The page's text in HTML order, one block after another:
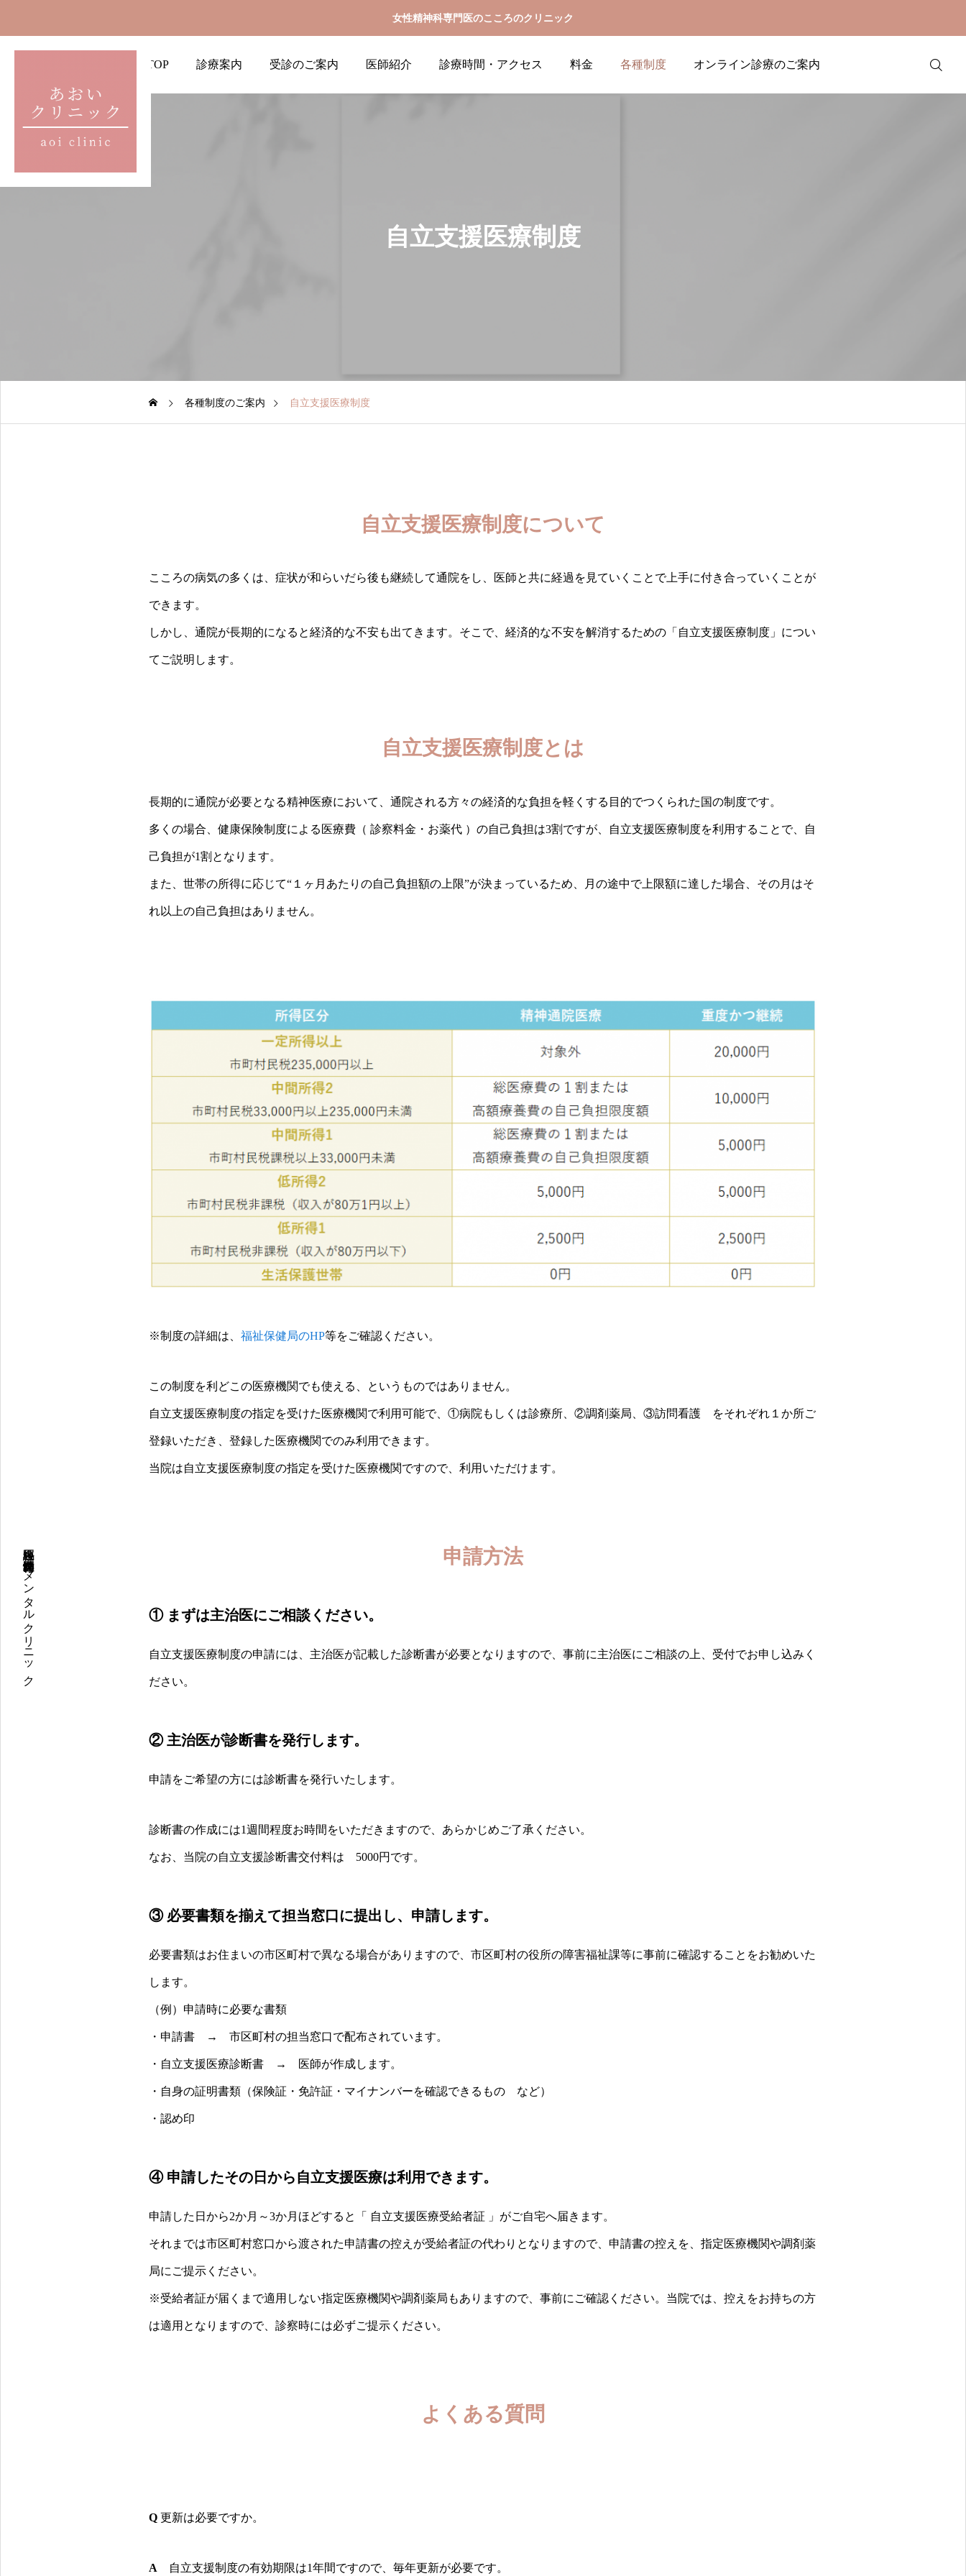
女性精神科専門医のこころのクリニック
TOP 診療案内 受診のご案内 医師紹介 診療時間・アクセス 料金 各種制度 オンライン診療のご案内
練馬区桜台 女性精神科専門医 メンタルクリニック
自立支援医療制度
各種制度のご案内 自立支援医療制度
自立支援医療制度について
こころの病気の多くは、症状が和らいだら後も継続して通院をし、医師と共に経過を見ていくことで上手に付き合っていくことが
できます。
しかし、通院が長期的になると経済的な不安も出てきます。そこで、経済的な不安を解消するための「自立支援医療制度」につい
てご説明します。
自立支援医療制度とは
長期的に通院が必要となる精神医療において、通院される方々の経済的な負担を軽くする目的でつくられた国の制度です。
多くの場合、健康保険制度による医療費（ 診察料金・お薬代 ）の自己負担は3割ですが、自立支援医療制度を利用することで、自
己負担が1割となります。
また、世帯の所得に応じて“１ヶ月あたりの自己負担額の上限”が決まっているため、月の途中で上限額に達した場合、その月はそ
れ以上の自己負担はありません。
※制度の詳細は、 福祉保健局のHP等をご確認ください。
この制度を利どこの医療機関でも使える、というものではありません。
自立支援医療制度の指定を受けた医療機関で利用可能で、①病院もしくは診療所、②調剤薬局、③訪問看護 をそれぞれ１か所ご
登録いただき、登録した医療機関でのみ利用できます。
当院は自立支援医療制度の指定を受けた医療機関ですので、利用いただけます。
申請方法
① まずは主治医にご相談ください。
自立支援医療制度の申請には、主治医が記載した診断書が必要となりますので、事前に主治医にご相談の上、受付でお申し込みく
ださい。
② 主治医が診断書を発行します。
申請をご希望の方には診断書を発行いたします。
診断書の作成には1週間程度お時間をいただきますので、あらかじめご了承ください。
なお、当院の自立支援診断書交付料は 5000円です。
③ 必要書類を揃えて担当窓口に提出し、申請します。
必要書類はお住まいの市区町村で異なる場合がありますので、市区町村の役所の障害福祉課等に事前に確認することをお勧めいた
します。
（例）申請時に必要な書類
・申請書 → 市区町村の担当窓口で配布されています。
・自立支援医療診断書 → 医師が作成します。
・自身の証明書類（保険証・免許証・マイナンバーを確認できるもの など）
・認め印
④ 申請したその日から自立支援医療は利用できます。
申請した日から2か月～3か月ほどすると「 自立支援医療受給者証 」がご自宅へ届きます。
それまでは市区町村窓口から渡された申請書の控えが受給者証の代わりとなりますので、申請書の控えを、指定医療機関や調剤薬
局にご提示ください。
※受給者証が届くまで適用しない指定医療機関や調剤薬局もありますので、事前にご確認ください。当院では、控えをお持ちの方
は適用となりますので、診察時には必ずご提示ください。
よくある質問
Q 更新は必要ですか。
A 自立支援制度の有効期限は1年間ですので、毎年更新が必要です。